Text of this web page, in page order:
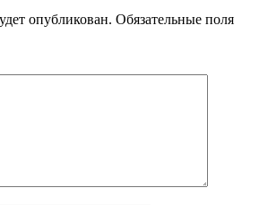
опубликован. Обязательные поля